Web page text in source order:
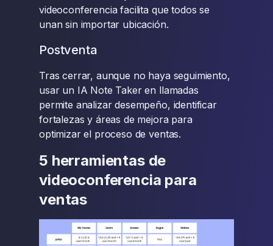
videoconferencia facilita que todos se
unan sin importar ubicación.
Postventa
Tras cerrar, aunque no haya seguimiento,
usar un IA Note Taker en llamadas
permite analizar desempeño, identificar
fortalezas y áreas de mejora para
optimizar el proceso de ventas.
5 herramientas de
videoconferencia para
ventas